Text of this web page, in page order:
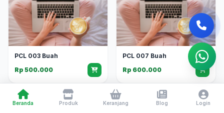
PCL 003 Buah
Rp 500.000
PCL 007 Buah
Rp 600.000
Beranda Produk Keranjang Blog Login